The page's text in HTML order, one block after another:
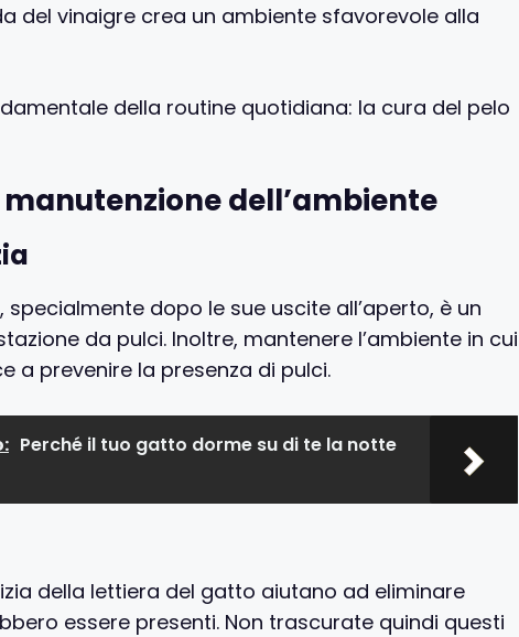
del vinaigre crea un ambiente sfavorevole alla
della routine quotidiana: la cura del pelo
dell’ambiente
dopo le sue uscite all’aperto, è un
da pulci. Inoltre, mantenere l’ambiente in cui
a prevenire la presenza di pulci.
Perché il tuo gatto dorme su di te la notte
della lettiera del gatto aiutano ad eliminare
essere presenti. Non trascurate quindi questi